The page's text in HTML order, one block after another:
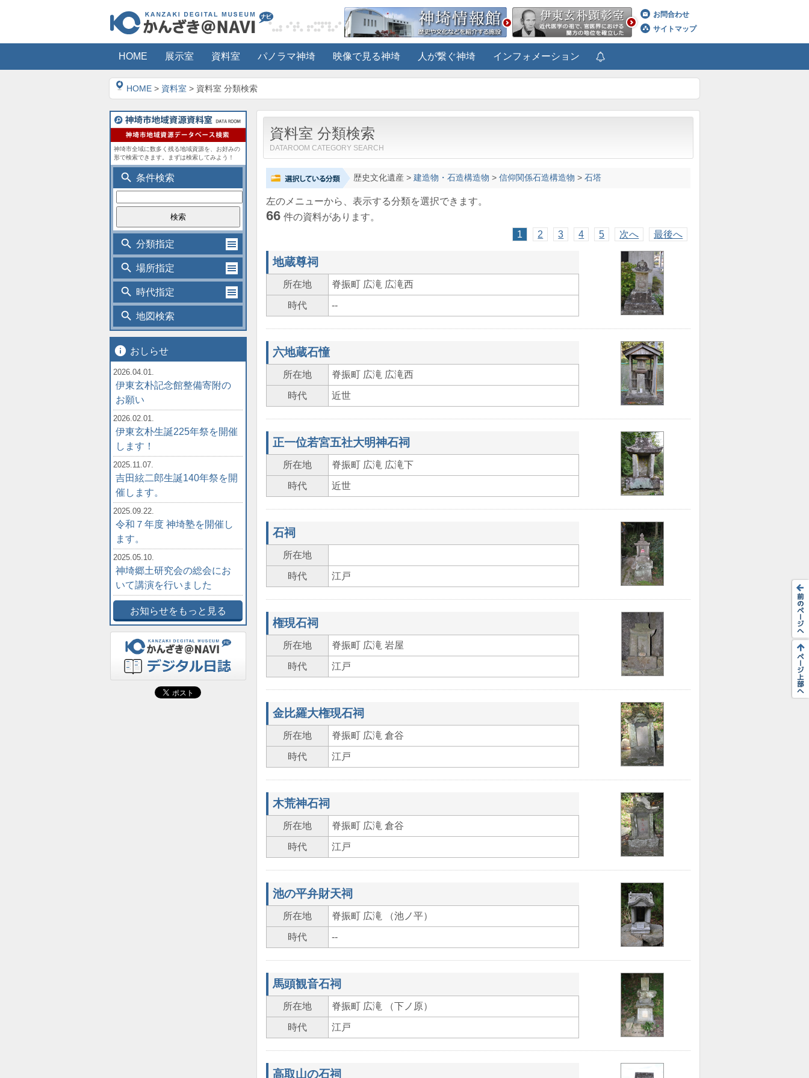
お問合わせ
サイトマップ
HOME 展示室 資料室 パノラマ神埼 映像で見る神埼 人が繋ぐ神埼 インフォメーション
HOME > 資料室 > 資料室 分類検索
資料室 分類検索
DATAROOM CATEGORY SEARCH
歴史文化遺産> 建造物・石造構造物 > 信仰関係石造構造物 > 石塔
左のメニューから、表示する分類を選択できます。
66 件の資料があります。
1
2 3 4 5 次へ 最後へ
地蔵尊祠
所在地 脊振町 広滝 広滝西
時代 --
六地蔵石憧
所在地 脊振町 広滝 広滝西
時代 近世
正一位若宮五社大明神石祠
所在地 脊振町 広滝 広滝下
時代 近世
石祠
所在地
時代 江戸
権現石祠
所在地 脊振町 広滝 岩屋
時代 江戸
金比羅大権現石祠
所在地 脊振町 広滝 倉谷
時代 江戸
木荒神石祠
所在地 脊振町 広滝 倉谷
時代 江戸
池の平弁財天祠
所在地 脊振町 広滝 （池ノ平）
時代 --
馬頭観音石祠
所在地 脊振町 広滝 （下ノ原）
時代 江戸
高取山の石祠
神埼市全域に数多く残る地域資源を、お好みの
形で検索できます。まずは検索してみよう！
search 条件検索
search 分類指定
search 場所指定
search 時代指定
search 地図検索
info おしらせ
2026.04.01.
伊東玄朴記念館整備寄附の
お願い
2026.02.01.
伊東玄朴生誕225年祭を開催
します！
2025.11.07.
吉田絃二郎生誕140年祭を開
催します。
2025.09.22.
令和７年度 神埼塾を開催し
ます。
2025.05.10.
神埼郷土研究会の総会にお
いて講演を行いました
お知らせをもっと見る